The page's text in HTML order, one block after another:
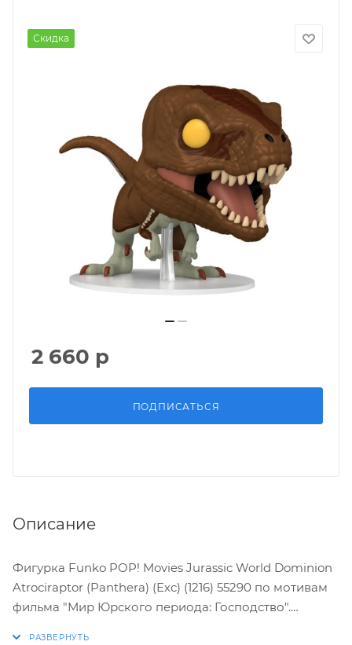
Скидка
2 660 р
ПОДПИСАТЬСЯ
Описание
Фигурка Funko POP! Movies Jurassic World Dominion
Atrociraptor (Panthera) (Exc) (1216) 55290 по мотивам
фильма "Мир Юрского периода: Господство".